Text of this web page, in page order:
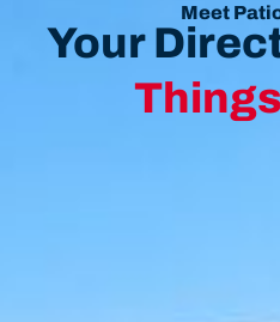
Meet
Your